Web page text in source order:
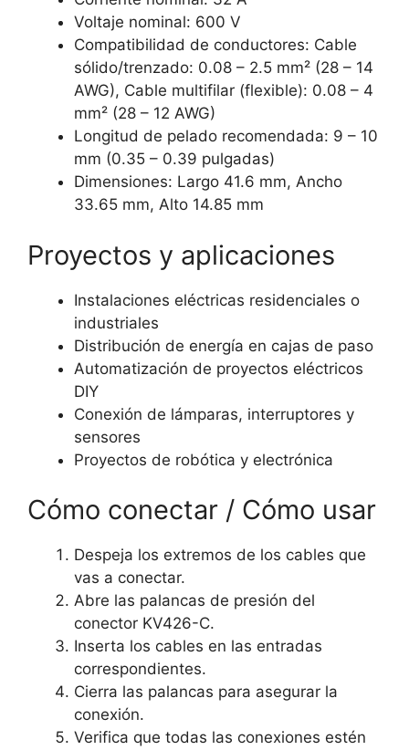
Voltaje nominal: 600 V
Compatibilidad de conductores: Cable
sólido/trenzado: 0.08 – 2.5 mm² (28 – 14
AWG), Cable multifilar (flexible): 0.08 – 4
mm² (28 – 12 AWG)
Longitud de pelado recomendada: 9 – 10
mm (0.35 – 0.39 pulgadas)
Dimensiones: Largo 41.6 mm, Ancho
33.65 mm, Alto 14.85 mm
Proyectos y aplicaciones
Instalaciones eléctricas residenciales o
industriales
Distribución de energía en cajas de paso
Automatización de proyectos eléctricos
DIY
Conexión de lámparas, interruptores y
sensores
Proyectos de robótica y electrónica
Cómo conectar / Cómo usar
Despeja los extremos de los cables que
vas a conectar.
Abre las palancas de presión del
conector KV426-C.
Inserta los cables en las entradas
correspondientes.
Cierra las palancas para asegurar la
conexión.
Verifica que todas las conexiones estén